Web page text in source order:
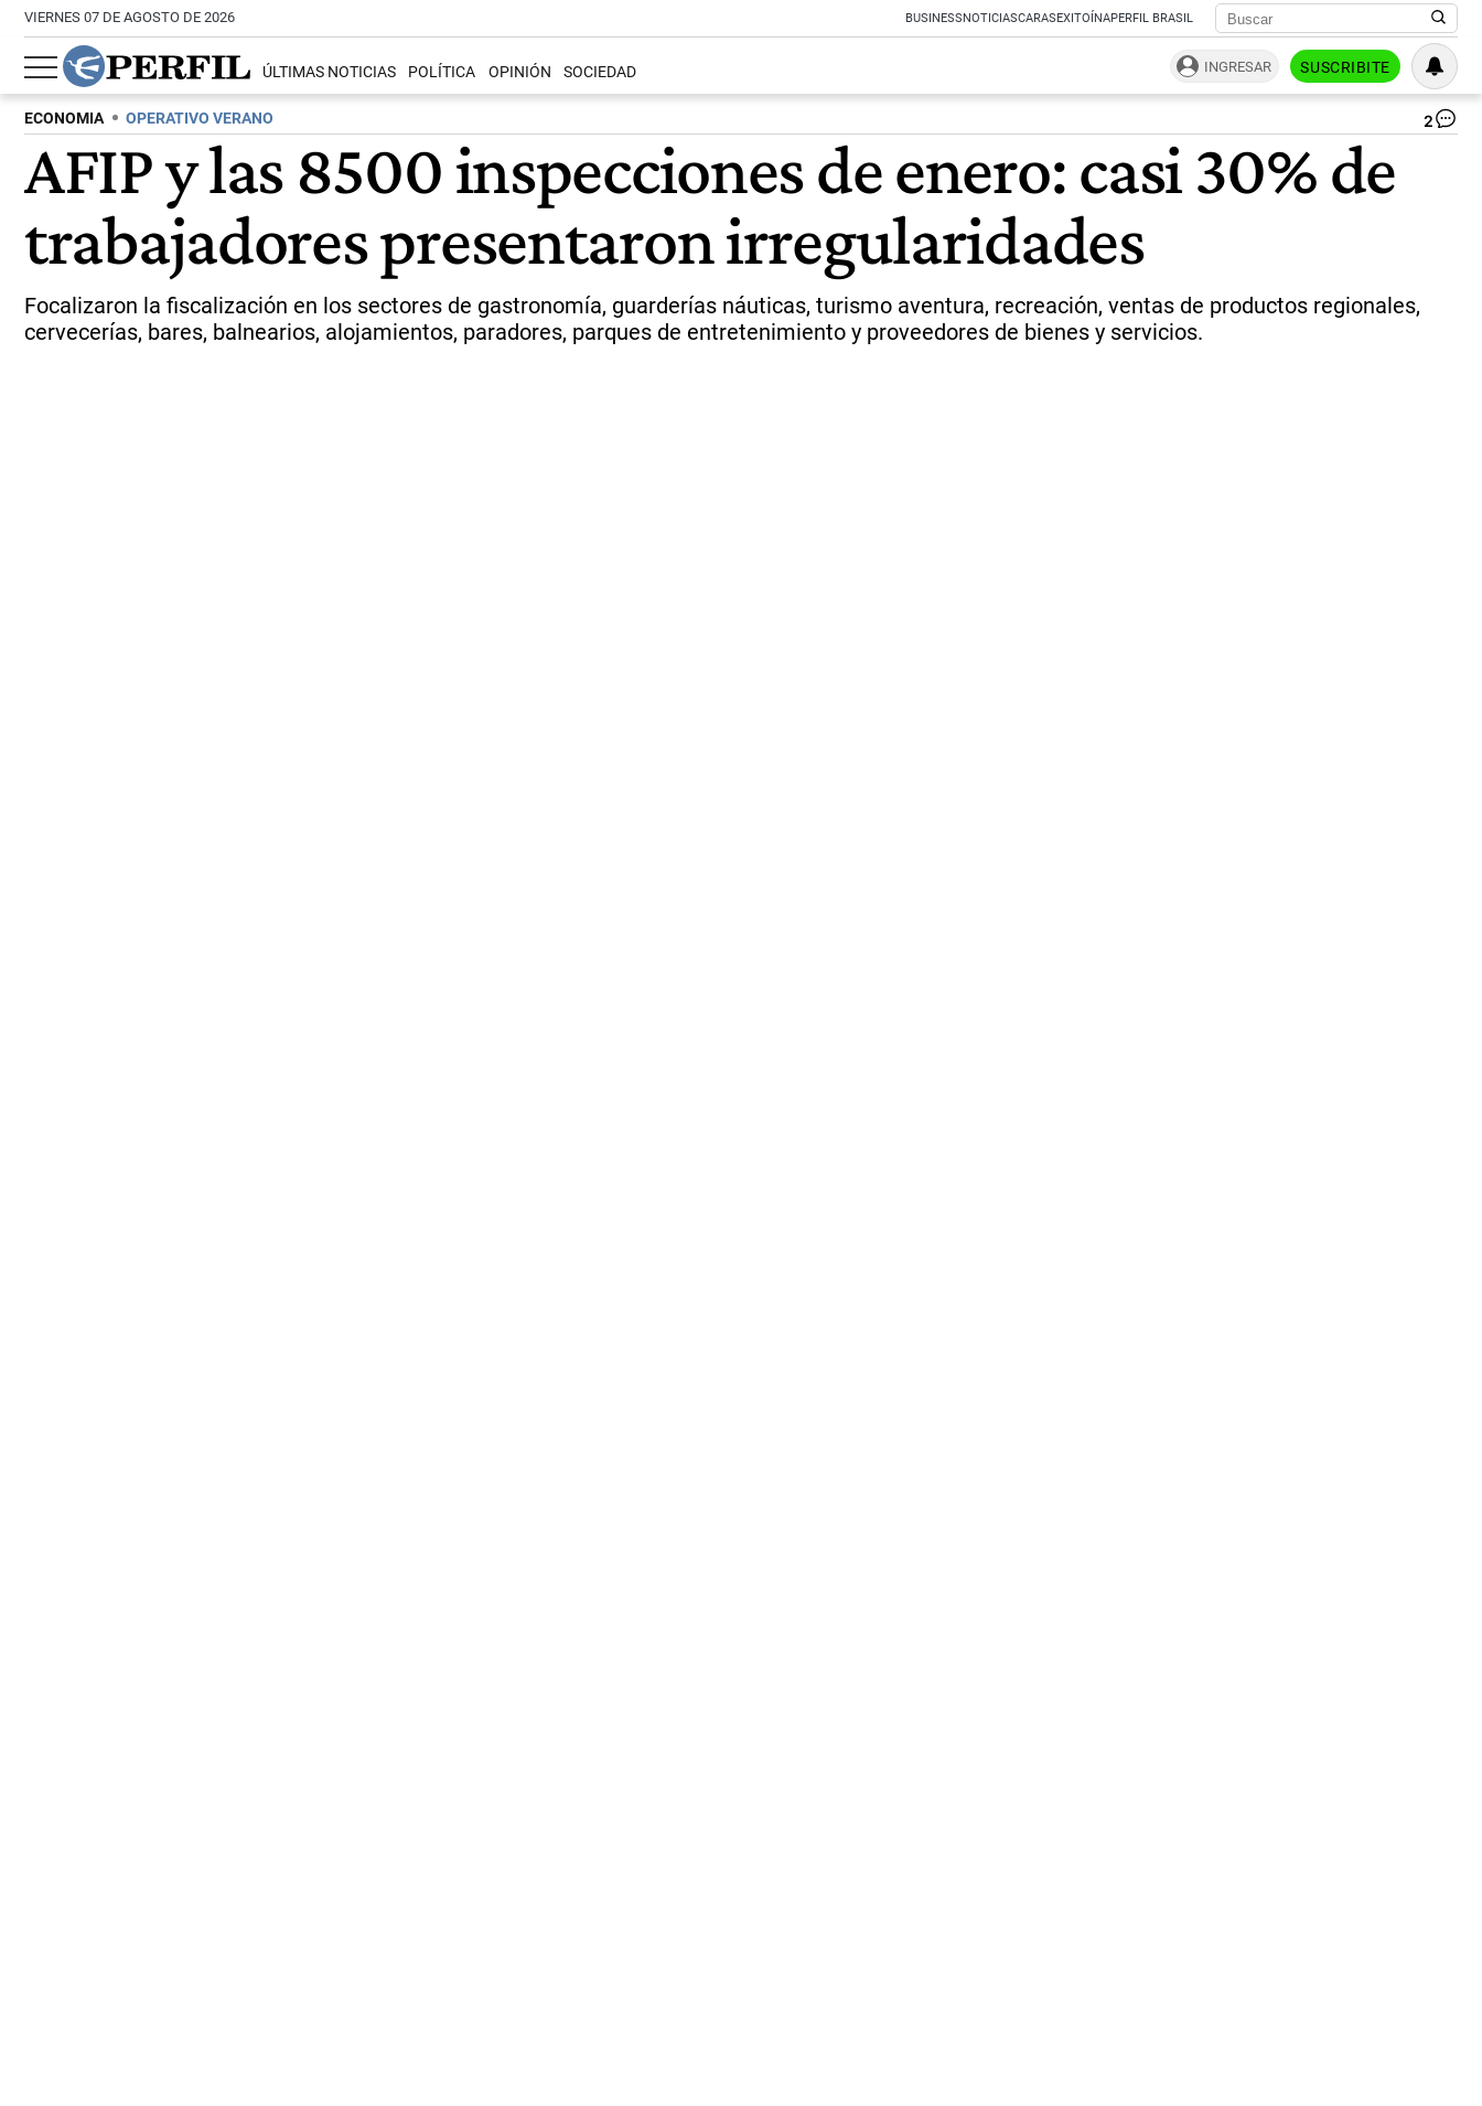
VIERNES 07 DE AGOSTO DE 2026 BUSINESSNOTICIASCARASEXITOÍNAPERFIL BRASIL
ÚLTIMAS NOTICIAS POLÍTICA OPINIÓN SOCIEDAD INGRESAR SUSCRIBITE
ECONOMIA OPERATIVO VERANO 2
AFIP y las 8500 inspecciones de enero: casi 30% de
trabajadores presentaron irregularidades
Focalizaron la fiscalización en los sectores de gastronomía, guarderías náuticas, turismo aventura, recreación, ventas de productos regionales,
cervecerías, bares, balnearios, alojamientos, paradores, parques de entretenimiento y proveedores de bienes y servicios.